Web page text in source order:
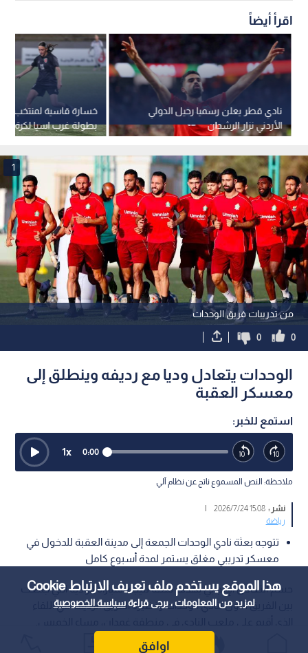
هذا الموقع يستخدم ملف تعريف الارتباط Cookie
لمزيد من المعلومات ، يرجى قراءةسياسة الخصوصية
اوافق
اقرأ أيضاً
خسارة قاسية لمنتخب
بطولة غرب اسيا لكرة
نادي قطر يعلن رسميا رحيل الدولي
الأردني نزار الرشدان
من تدريبات فريق الوحدات
1
0
0
الوحدات يتعادل وديا مع رديفه وينطلق إلى
معسكر العقبة
استمع للخبر:
0:00
1x
ملاحظة: النص المسموع ناتج عن نظام آلي
نشر :15:08 2026/7/24
|
رياضة
تتوجه بعثة نادي الوحدات الجمعة إلى مدينة العقبة للدخول في
معسكر تدريبي مغلق يستمر لمدة أسبوع كامل
حسم التعادل الإيجابي بهدف لمثله نتيجة المباراة الودية التي جمعت
بين الفريق الأول لنادي الوحدات ونظيره الفريق الرديف، في اللقاء